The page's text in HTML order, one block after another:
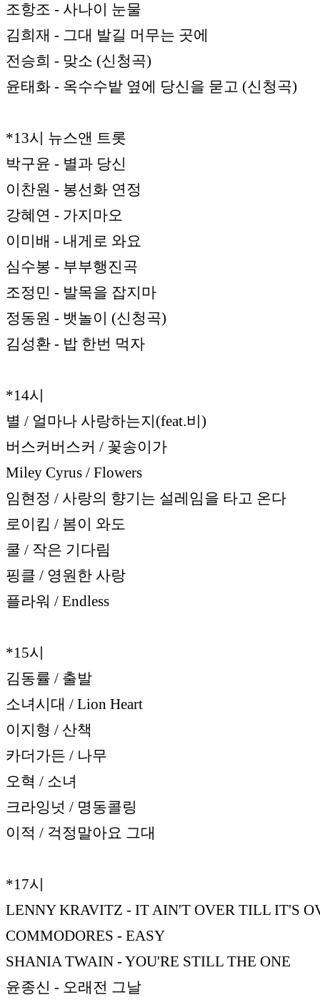
조항조 - 사나이 눈물
김희재 - 그대 발길 머무는 곳에
전승희 - 맞소 (신청곡)
윤태화 - 옥수수밭 옆에 당신을 묻고 (신청곡)
*13시 뉴스앤 트롯
박구윤 - 별과 당신
이찬원 - 봉선화 연정
강혜연 - 가지마오
이미배 - 내게로 와요
심수봉 - 부부행진곡
조정민 - 발목을 잡지마
정동원 - 뱃놀이 (신청곡)
김성환 - 밥 한번 먹자
*14시
별 / 얼마나 사랑하는지(feat.비)
버스커버스커 / 꽃송이가
Miley Cyrus / Flowers
임현정 / 사랑의 향기는 설레임을 타고 온다
로이킴 / 봄이 와도
쿨 / 작은 기다림
핑클 / 영원한 사랑
플라워 / Endless
*15시
김동률 / 출발
소녀시대 / Lion Heart
이지형 / 산책
카더가든 / 나무
오혁 / 소녀
크라잉넛 / 명동콜링
이적 / 걱정말아요 그대
*17시
LENNY KRAVITZ - IT AIN'T OVER TILL IT'S
COMMODORES - EASY
SHANIA TWAIN - YOU'RE STILL THE ONE
윤종신 - 오래전 그날